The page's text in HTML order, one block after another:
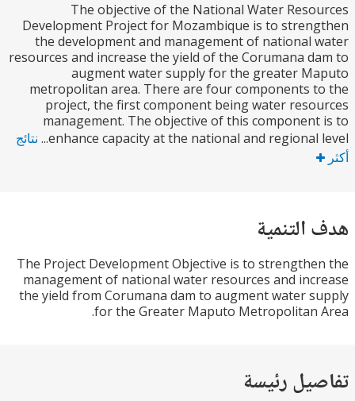
The objective of the National Water
Development Project for Mozambique is to
the development and management of national
resources and increase the yield of the Corumana
augment water supply for the greater
metropolitan area. There are four components
project, the first component being water
management. The objective of this
enhance capacity at the national and regional نتائج
The Project Development Objective is to
management of national water resources and
the yield from Corumana dam to augment water
for the Greater Maputo Metropolitan
رئيسة